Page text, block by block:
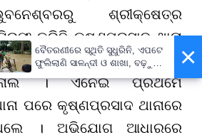
ଶ୍ରୀକ୍ଷେତ୍ର
ଗିରଫ କରିଛି କୃଷ୍ଣପ୍ରସାଦ ଥାନା
ନାଁରେ ସାଂଘାତିକ ଅଭିଯୋଗ
। ଏନେଇ ପ୍ରଥମେ
ପରେ କୃଷ୍ଣପ୍ରସାଦ ଥାନାରେ
। ଅଭିଯୋଗ ଆଧାରରେ
×
ବୈତରଣୀରେ ସ୍ଥିତି ସୁଧୁରିନି, ଏପଟେ
ଫୁଲିଲାଣି ସାଳନ୍ଦୀ ଓ ଶାଖା, ବଢ଼ୁଛି